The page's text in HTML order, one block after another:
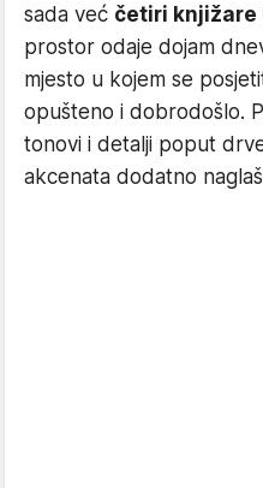
sada već četiri knjižare
prostor odaje dojam
mjesto u kojem se
opušteno i dobrodošlo.
tonovi i detalji poput
akcenata dodatno